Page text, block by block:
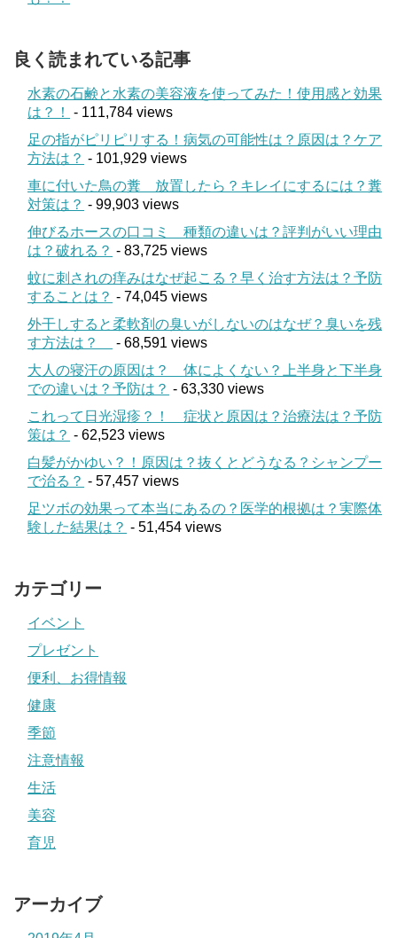
良く読まれている記事
水素の石鹸と水素の美容液を使ってみた！使用感と効果
は？！
- 111,784 views
足の指がピリピリする！病気の可能性は？原因は？ケア
方法は？ - 101,929 views
車に付いた鳥の糞 放置したら？キレイにするには？糞
対策は？ - 99,903 views
伸びるホースの口コミ 種類の違いは？評判がいい理由
は？破れる？ - 83,725 views
蚊に刺されの痒みはなぜ起こる？早く治す方法は？予防
することは？ - 74,045 views
外干しすると柔軟剤の臭いがしないのはなぜ？臭いを残
す方法は？
- 68,591 views
大人の寝汗の原因は？ 体によくない？上半身と下半身
での違いは？予防は？ - 63,330 views
これって日光湿疹？！ 症状と原因は？治療法は？予防
策は？ - 62,523 views
白髪がかゆい？！原因は？抜くとどうなる？シャンプー
で治る？ - 57,457 views
足ツボの効果って本当にあるの？医学的根拠は？実際体
験した結果は？ - 51,454 views
カテゴリー
イベント
プレゼント
便利、お得情報
健康
季節
注意情報
生活
美容
育児
アーカイブ